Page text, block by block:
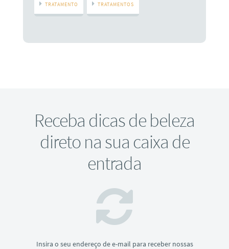
TRATAMENTO TRATAMENTOS
Receba dicas de beleza
direto na sua caixa de
entrada
Insira o seu endereço de e-mail para receber nossas